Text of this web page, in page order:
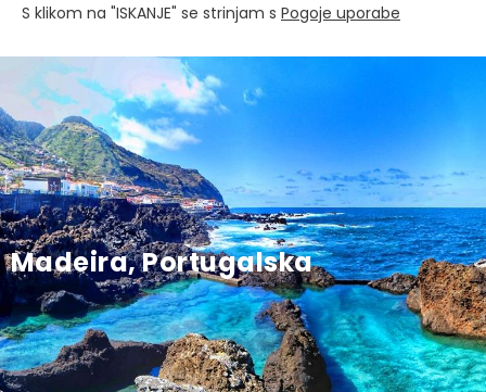
Madeira, Portugalska
S klikom na "ISKANJE" se strinjam s Pogoje uporabe